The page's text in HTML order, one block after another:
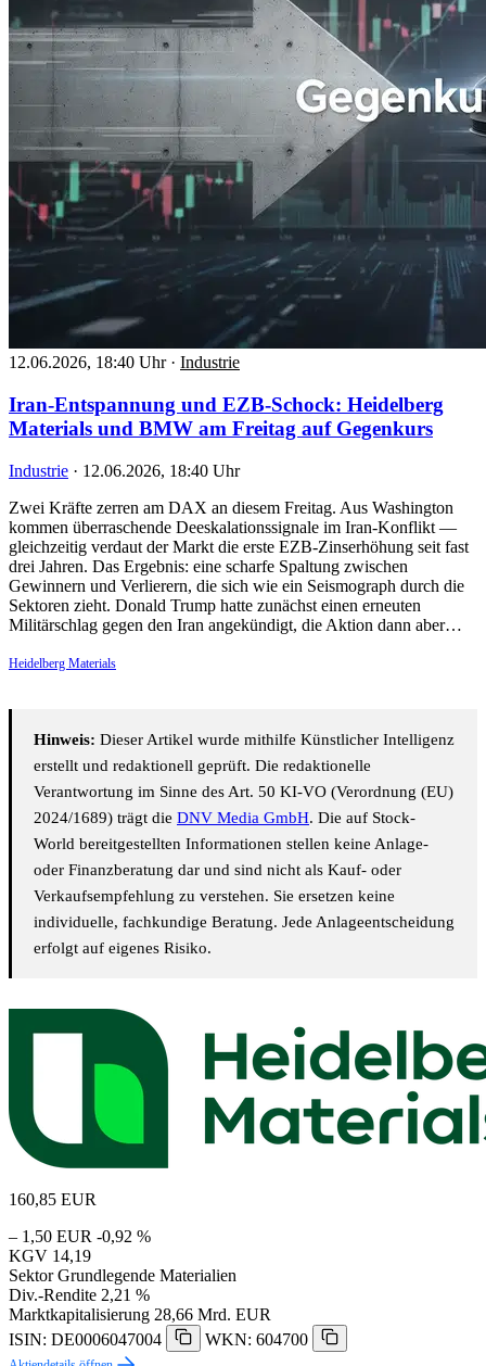
12.06.2026, 18:40 Uhr · Industrie
Iran-Entspannung und EZB-Schock: Heidelberg
Materials und BMW am Freitag auf Gegenkurs
Industrie · 12.06.2026, 18:40 Uhr
Zwei Kräfte zerren am DAX an diesem Freitag. Aus Washington
kommen überraschende Deeskalationssignale im Iran-Konflikt —
gleichzeitig verdaut der Markt die erste EZB-Zinserhöhung seit fast
drei Jahren. Das Ergebnis: eine scharfe Spaltung zwischen
Gewinnern und Verlierern, die sich wie ein Seismograph durch die
Sektoren zieht. Donald Trump hatte zunächst einen erneuten
Militärschlag gegen den Iran angekündigt, die Aktion dann aber…
Heidelberg Materials
Hinweis: Dieser Artikel wurde mithilfe Künstlicher Intelligenz
erstellt und redaktionell geprüft. Die redaktionelle
Verantwortung im Sinne des Art. 50 KI-VO (Verordnung (EU)
2024/1689) trägt die DNV Media GmbH. Die auf Stock-
World bereitgestellten Informationen stellen keine Anlage-
oder Finanzberatung dar und sind nicht als Kauf- oder
Verkaufsempfehlung zu verstehen. Sie ersetzen keine
individuelle, fachkundige Beratung. Jede Anlageentscheidung
erfolgt auf eigenes Risiko.
160,85 EUR
– 1,50 EUR -0,92 %
KGV 14,19
Sektor Grundlegende Materialien
Div.-Rendite 2,21 %
Marktkapitalisierung 28,66 Mrd. EUR
ISIN: DE0006047004
WKN: 604700